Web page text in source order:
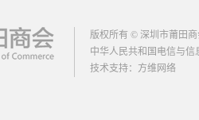
版权所有 © 深圳市莆田商
中华人民共和国电信与
技术支持： 方维网络